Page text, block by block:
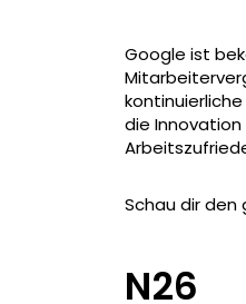
Google ist
die
Schau dir
N26